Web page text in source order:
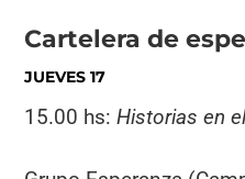
Cartelera de
JUEVES 17
15.00 hs:Historias en